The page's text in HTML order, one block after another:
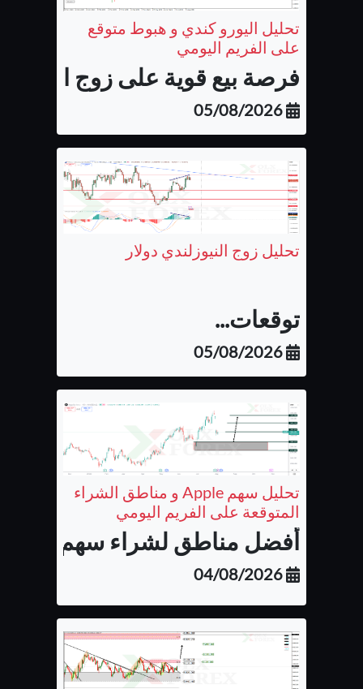
تحليل اليورو كندي و هبوط متوقع
على الفريم اليومي
فرصة بيع قوية على زوج اليورو
05/08/2026
تحليل زوج النيوزلندي دولار
توقعات...
05/08/2026
تحليل سهم Apple و مناطق الشراء
المتوقعة على الفريم اليومي
أفضل مناطق لشراء سهم شركة
04/08/2026